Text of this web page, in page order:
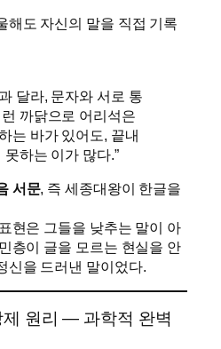
해도 자신의 말을 직접 기록
달라, 문자와 서로 통
까닭으로 어리석은
는 바가 있어도, 끝내
하는 이가 많다.”
서문, 즉 세종대왕이 한글을
현은 그들을 낮추는 말이 아
층이 글을 모르는 현실을 안
신을 드러낸 말이었다.
제 원리 — 과학적 완벽